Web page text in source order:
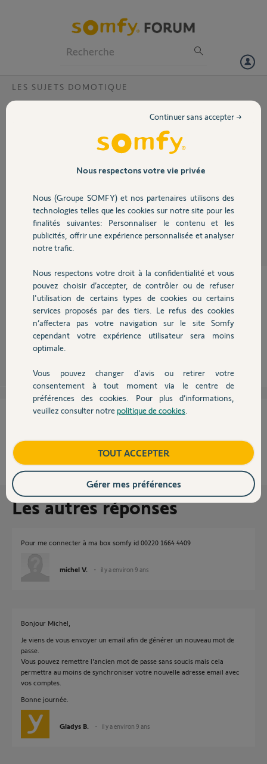
Volet
Sécurité
Domotique
Chauffage
Autres produits
Devis avec un pro
Contact
LES SUJETS DOMOTIQUE
perte des identifiants apres changement d
J ai changé mon adresse mail
Lorsque je tente de me connecter j ai un message qui m indique qu
aussi bien l ancienne ou la nouvelle adresse mail n existe
michel V.
il y a environ 9 ans
Participer au fil de discussion
pour vous connecter sur quoi ?
Anonyme
Cette réponse vous a-t-elle aidé ?
NON OUI
0%des internautes ont trouvé cette réponse utile
Les autres réponses
Pour me connecter à ma box somfy id 00220 1664 4409
michel V. il y a environ 9 ans
Bonjour Michel,
Je viens de vous envoyer un email afin de générer un nouveau mot de
passe.
Vous pouvez remettre l'ancien mot de passe sans soucis mais cela
permettra au moins de synchroniser votre nouvelle adresse email avec
vos comptes.
Bonne journée.
Gladys B. il y a environ 9 ans
Nous respectons votre vie privée
Nous (Groupe SOMFY) et nos partenaires utilisons des
technologies telles que les cookies sur notre site pour les
finalités suivantes: Personnaliser le contenu et les
publicités, offrir une expérience personnalisée et analyser
notre trafic.
Nous respectons votre droit à la confidentialité et vous
pouvez choisir d’accepter, de contrôler ou de refuser
l'utilisation de certains types de cookies ou certains
services proposés par des tiers. Le refus des cookies
n’affectera pas votre navigation sur le site Somfy
cependant votre expérience utilisateur sera moins
optimale.
Vous pouvez changer d'avis ou retirer votre
consentement à tout moment via le centre de
préférences des cookies. Pour plus d’informations,
veuillez consulter notre politique de cookies
Continuer sans accepter →
TOUT ACCEPTER
Gérer mes préférences